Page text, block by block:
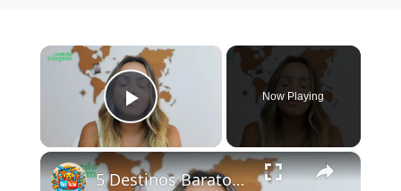
×
Play Video
Now Playing
×
5 Destinos Baratos no Brasil Para Conhecer e Amar! 🇧🇷✨